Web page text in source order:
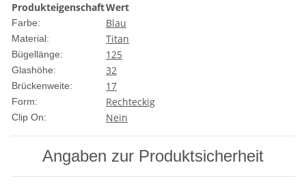
ProdukteigenschaftWert
Farbe: Blau
Material: Titan
Bügellänge: 125
Glashöhe: 32
Brückenweite: 17
Form: Rechteckig
Clip On: Nein
Angaben zur Produktsicherheit